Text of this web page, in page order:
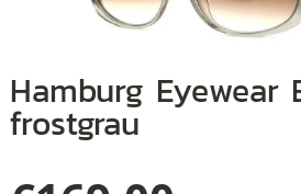
Hamburg Eyewear Elfi Sun 49
frostgrau
6